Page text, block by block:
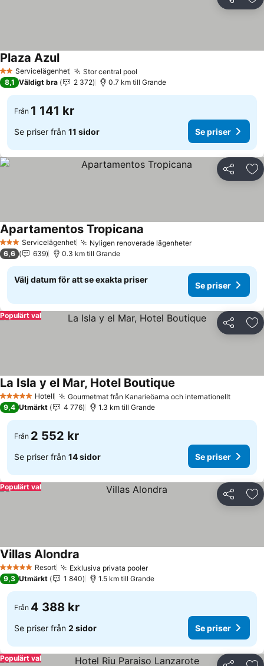
Dela
2 StjärnorServicelägenhet Stor central pool
Plaza Azul
8,1 Väldigt bra 2 372 0.7 km till Grande
Från 1 141 kr
Se priser från 11 sidor Se priser
Dela
3 StjärnorServicelägenhet Nyligen renoverade lägenheter
Apartamentos Tropicana
6,6 639 0.3 km till Grande
Välj datum för att se exakta priser
Se priser
Dela
Populärt val
5 Stjärnor Hotell Gourmetmat från Kanarieöarna och internationellt
La Isla y el Mar, Hotel Boutique
9,4 Utmärkt 4 776 1.3 km till Grande
Från 2 552 kr
Se priser från 14 sidor Se priser
Dela
Populärt val
5 Stjärnor Resort Exklusiva privata pooler
Villas Alondra
9,3 Utmärkt 1 840 1.5 km till Grande
Från 4 388 kr
Se priser från 2 sidor Se priser
Populärt val